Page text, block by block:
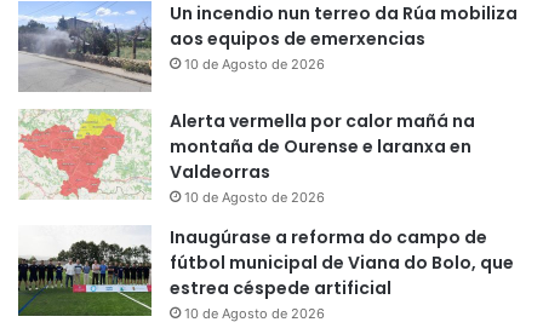
Un incendio nun terreo da Rúa mobiliza
aos equipos de emerxencias
10 de Agosto de 2026
Alerta vermella por calor mañá na
montaña de Ourense e laranxa en
Valdeorras
10 de Agosto de 2026
Inaugúrase a reforma do campo de
fútbol municipal de Viana do Bolo, que
estrea céspede artificial
10 de Agosto de 2026